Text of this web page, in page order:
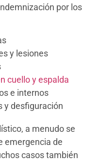
por los
y lesiones
cuello y espalda
e internos
y desfiguración
a menudo se
emergencia de
casos también